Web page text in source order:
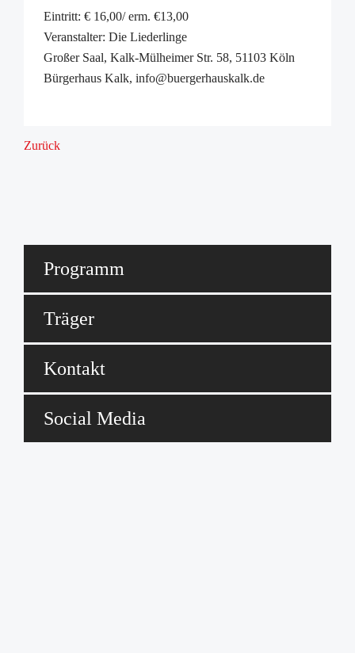
Eintritt: € 16,00/ erm. €13,00
Veranstalter: Die Liederlinge
Großer Saal, Kalk-Mülheimer Str. 58, 51103 Köln
Bürgerhaus Kalk, info@buergerhauskalk.de
Zurück
Programm
Träger
Kontakt
Social Media